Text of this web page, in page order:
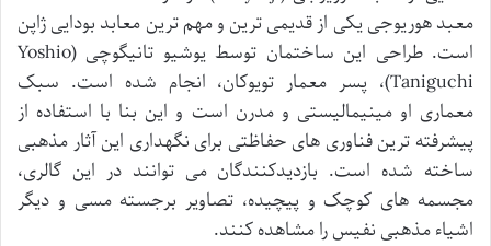
معبد هوریوجی یکی از قدیمی ترین و مهم ترین معابد بودایی ژاپن
است. طراحی این ساختمان توسط یوشیو تانیگوچی (Yoshio
Taniguchi)، پسر معمار تویوکان، انجام شده است. سبک
معماری او مینیمالیستی و مدرن است و این بنا با استفاده از
پیشرفته ترین فناوری های حفاظتی برای نگهداری این آثار مذهبی
ساخته شده است. بازدیدکنندگان می توانند در این گالری،
مجسمه های کوچک و پیچیده، تصاویر برجسته مسی و دیگر
اشیاء مذهبی نفیس را مشاهده کنند.